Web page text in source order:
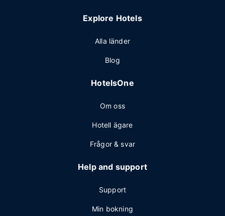
Explore Hotels
Alla länder
Blog
HotelsOne
Om oss
Hotell ägare
Frågor & svar
Help and support
Support
Min bokning